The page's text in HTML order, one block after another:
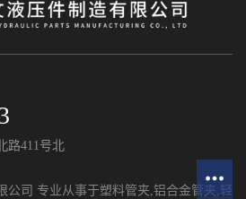
路411号北
公司 专业从事于塑料管夹 铝合金管夹 轻